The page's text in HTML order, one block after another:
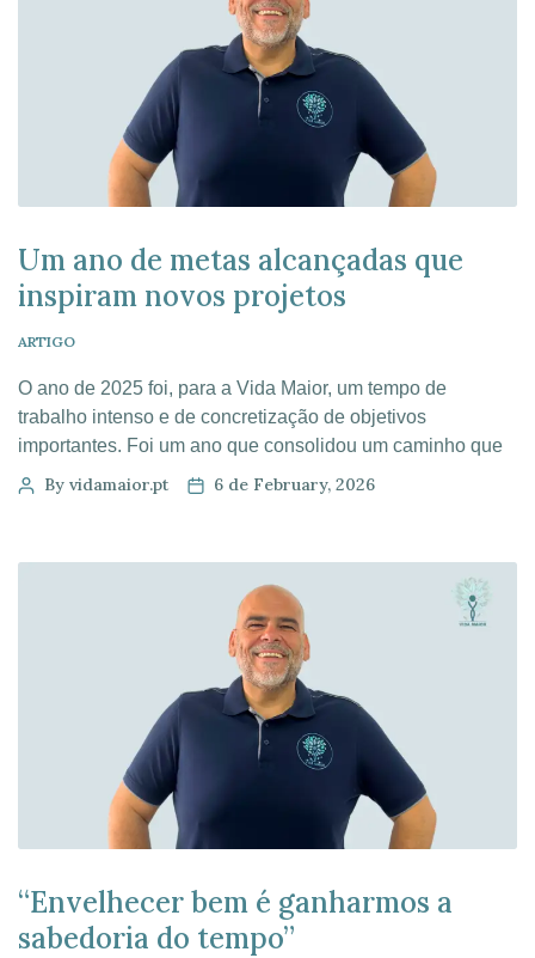
Um ano de metas alcançadas que
inspiram novos projetos
ARTIGO
O ano de 2025 foi, para a Vida Maior, um tempo de
trabalho intenso e de concretização de objetivos
importantes. Foi um ano que consolidou um caminho que
temos vindo a construir de forma consistente, passo a
procuramos garantir. Um percurso […]
By vidamaior.pt 6 de February, 2026
“Envelhecer bem é ganharmos a
sabedoria do tempo”